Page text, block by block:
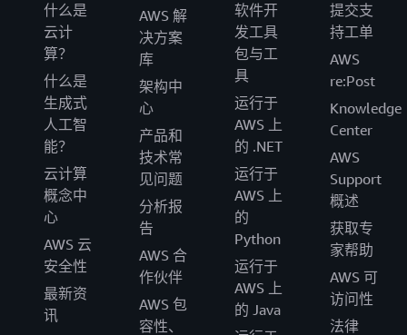
什么是
云计
算？
什么是
生成式
人工智
能？
云计算
概念中
心
AWS 云
安全性
最新资
讯
AWS 解
决方案
库
架构中
心
产品和
技术常
见问题
分析报
告
AWS 合
作伙伴
AWS 包
容性、
软件开
发工具
包与工
具
运行于
AWS 上
的 .NET
运行于
AWS 上
的
Python
运行于
AWS 上
的 Java
提交支
持工单
AWS
re:Post
Knowledge
Center
AWS
Support
概述
获取专
家帮助
AWS 可
访问性
法律